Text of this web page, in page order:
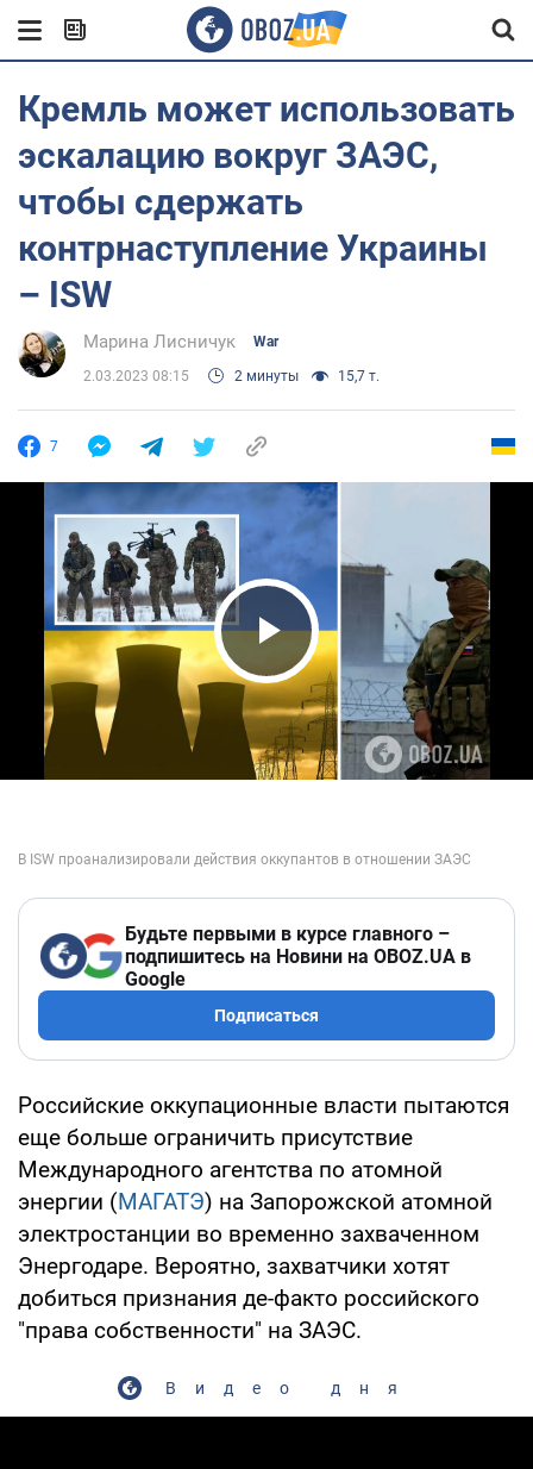
Кремль может использовать
эскалацию вокруг ЗАЭС,
чтобы сдержать
контрнаступление Украины
– ISW
Марина Лисничук War
2.03.2023 08:15 2 минуты 15,7 т.
7
Play Video
Будьте первыми в курсе главного –
подпишитесь на Новини на OBOZ.UA в
Google
Подписаться
Российские оккупационные власти пытаются
еще больше ограничить присутствие
Международного агентства по атомной
энергии (МАГАТЭ) на Запорожской атомной
электростанции во временно захваченном
Энергодаре. Вероятно, захватчики хотят
добиться признания де-факто российского
"права собственности" на ЗАЭС.
Видео дня